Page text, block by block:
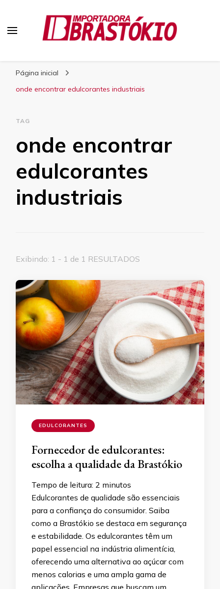
Página inicial
onde encontrar edulcorantes industriais
TAG
onde encontrar
edulcorantes
industriais
Exibindo: 1 - 1 de 1 RESULTADOS
EDULCORANTES
Fornecedor de edulcorantes:
escolha a qualidade da Brastókio
Tempo de leitura: 2 minutos
Edulcorantes de qualidade são essenciais
para a confiança do consumidor. Saiba
como a Brastókio se destaca em segurança
e estabilidade. Os edulcorantes têm um
papel essencial na indústria alimentícia,
oferecendo uma alternativa ao açúcar com
menos calorias e uma ampla gama de
aplicações. Empresas que buscam um